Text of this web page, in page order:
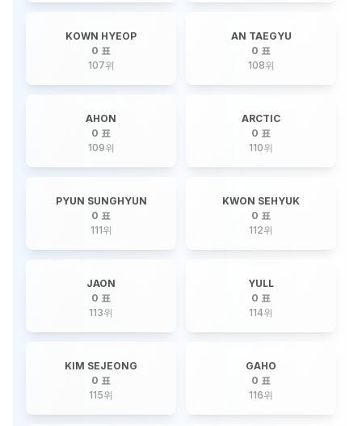
KOWN HYEOP
0 표
107위
AN TAEGYU
0 표
108위
AHON
0 표
109위
ARCTIC
0 표
110위
PYUN SUNGHYUN
0 표
111위
KWON SEHYUK
0 표
112위
JAON
0 표
113위
YULL
0 표
114위
KIM SEJEONG
0 표
115위
GAHO
0 표
116위